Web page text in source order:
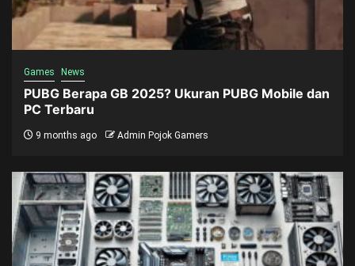
Games News
PUBG Berapa GB 2025? Ukuran PUBG Mobile dan
PC Terbaru
9 months ago Admin Pojok Gamers